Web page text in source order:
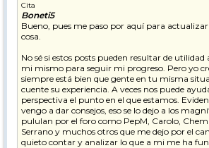
Cita
Boneti5
Bueno, pues me paso por aquí para
cosa.
No sé si estos posts pueden resultar de
mi mismo para seguir mi progreso. Pero yo
siempre está bien que gente en tu misma
cuente su experiencia. A veces nos puede
perspectiva el punto en el que estamos.
vengo a dar consejos, eso se lo dejo a los
pululan por el foro como PepM, Carolo,
Serrano y muchos otros que me dejo por el
quieto contar y analizar lo que a mi me ha